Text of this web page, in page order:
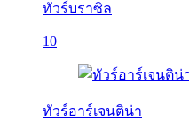
ทัวร์บราซิล
10
ทัวร์อาร์เจนติน่า